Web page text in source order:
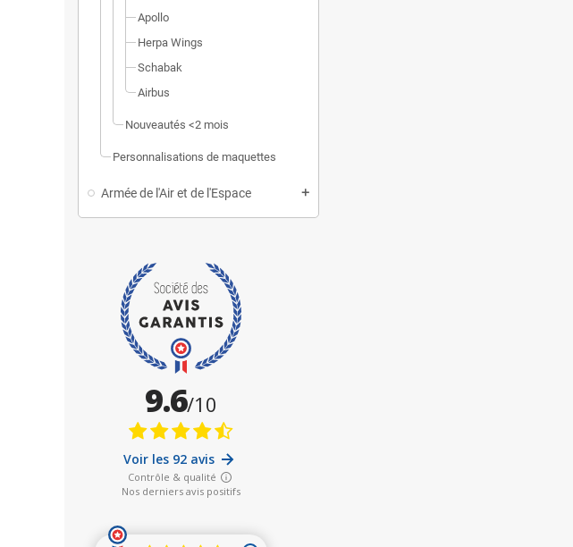
Apollo
Herpa Wings
Schabak
Airbus
Nouveautés <2 mois
Personnalisations de maquettes
Armée de l'Air et de l'Espace